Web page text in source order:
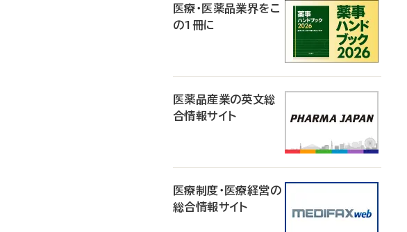
医療・医薬品業界をこ
の1冊に
医薬品産業の英文総
合情報サイト
医療制度・医療経営の
総合情報サイト